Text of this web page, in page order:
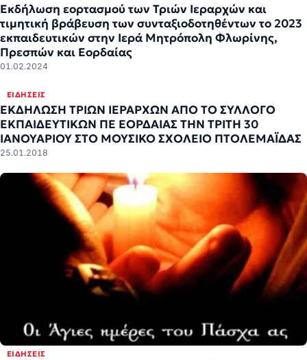
Εκδήλωση εορτασμού των Τριών Ιεραρχών και
τιμητική βράβευση των συνταξιοδοτηθέντων το 2023
εκπαιδευτικών στην Ιερά Μητρόπολη Φλωρίνης,
Πρεσπών και Εορδαίας
01.02.2024
ΕΙΔΉΣΕΙΣ
ΕΚΔΗΛΩΣΗ ΤΡΙΩΝ ΙΕΡΑΡΧΩΝ ΑΠΟ ΤΟ ΣΥΛΛΟΓΟ
ΕΚΠΑΙΔΕΥΤΙΚΩΝ ΠΕ ΕΟΡΔΑΙΑΣ ΤΗΝ ΤΡΙΤΗ 30
ΙΑΝΟΥΑΡΙΟΥ ΣΤΟ ΜΟΥΣΙΚΟ ΣΧΟΛΕΙΟ ΠΤΟΛΕΜΑΪΔΑΣ
25.01.2018
ΕΙΔΉΣΕΙΣ